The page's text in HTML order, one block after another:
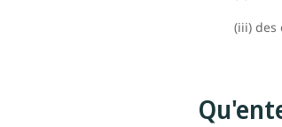
(iii) des